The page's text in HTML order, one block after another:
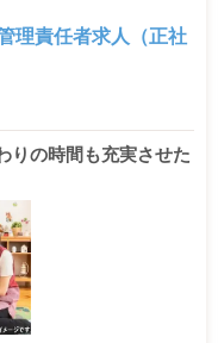
理責任者求人（正社
りの時間も充実させた